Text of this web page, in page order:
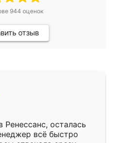
944 оценок
отзыв
Ренессанс, осталась
всё быстро